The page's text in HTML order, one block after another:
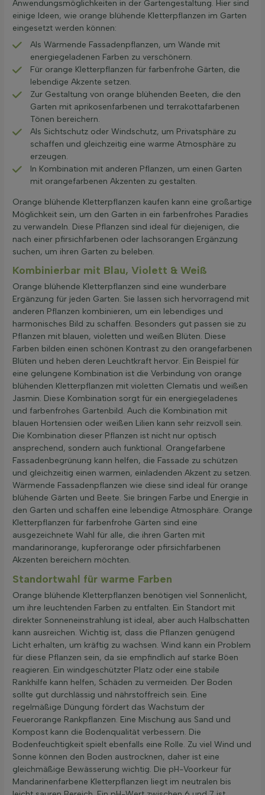
Anwendungsmöglichkeiten in der Gartengestaltung. Hier sind
einige Ideen, wie orange blühende Kletterpflanzen im Garten
eingesetzt werden können:
Als Wärmende Fassadenpflanzen, um Wände mit
energiegeladenen Farben zu verschönern.
Für orange Kletterpflanzen für farbenfrohe Gärten, die
lebendige Akzente setzen.
Zur Gestaltung von orange blühenden Beeten, die den
Garten mit aprikosenfarbenen und terrakottafarbenen
Tönen bereichern.
Als Sichtschutz oder Windschutz, um Privatsphäre zu
schaffen und gleichzeitig eine warme Atmosphäre zu
erzeugen.
In Kombination mit anderen Pflanzen, um einen Garten
mit orangefarbenen Akzenten zu gestalten.
Orange blühende Kletterpflanzen kaufen kann eine großartige
Möglichkeit sein, um den Garten in ein farbenfrohes Paradies
zu verwandeln. Diese Pflanzen sind ideal für diejenigen, die
nach einer pfirsichfarbenen oder lachsorangen Ergänzung
suchen, um ihren Garten zu beleben.
Kombinierbar mit Blau, Violett & Weiß
Orange blühende Kletterpflanzen sind eine wunderbare
Ergänzung für jeden Garten. Sie lassen sich hervorragend mit
anderen Pflanzen kombinieren, um ein lebendiges und
harmonisches Bild zu schaffen. Besonders gut passen sie zu
Pflanzen mit blauen, violetten und weißen Blüten. Diese
Farben bilden einen schönen Kontrast zu den orangefarbenen
Blüten und heben deren Leuchtkraft hervor. Ein Beispiel für
eine gelungene Kombination ist die Verbindung von orange
blühenden Kletterpflanzen mit violetten Clematis und weißen
Jasmin. Diese Kombination sorgt für ein energiegeladenes
und farbenfrohes Gartenbild. Auch die Kombination mit
blauen Hortensien oder weißen Lilien kann sehr reizvoll sein.
Die Kombination dieser Pflanzen ist nicht nur optisch
ansprechend, sondern auch funktional. Orangefarbene
Fassadenbegrünung kann helfen, die Fassade zu schützen
und gleichzeitig einen warmen, einladenden Akzent zu setzen.
Wärmende Fassadenpflanzen wie diese sind ideal für orange
blühende Gärten und Beete. Sie bringen Farbe und Energie in
den Garten und schaffen eine lebendige Atmosphäre. Orange
Kletterpflanzen für farbenfrohe Gärten sind eine
ausgezeichnete Wahl für alle, die ihren Garten mit
mandarinorange, kupferorange oder pfirsichfarbenen
Akzenten bereichern möchten.
Standortwahl für warme Farben
Orange blühende Kletterpflanzen benötigen viel Sonnenlicht,
um ihre leuchtenden Farben zu entfalten. Ein Standort mit
direkter Sonneneinstrahlung ist ideal, aber auch Halbschatten
kann ausreichen. Wichtig ist, dass die Pflanzen genügend
Licht erhalten, um kräftig zu wachsen. Wind kann ein Problem
für diese Pflanzen sein, da sie empfindlich auf starke Böen
reagieren. Ein windgeschützter Platz oder eine stabile
Rankhilfe kann helfen, Schäden zu vermeiden. Der Boden
sollte gut durchlässig und nährstoffreich sein. Eine
regelmäßige Düngung fördert das Wachstum der
Feuerorange Rankpflanzen. Eine Mischung aus Sand und
Kompost kann die Bodenqualität verbessern. Die
Bodenfeuchtigkeit spielt ebenfalls eine Rolle. Zu viel Wind und
Sonne können den Boden austrocknen, daher ist eine
gleichmäßige Bewässerung wichtig. Die pH-Voorkeur für
Mandarinenfarbene Kletterpflanzen liegt im neutralen bis